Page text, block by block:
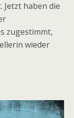
Jetzt haben die
zugestimmt,
wieder